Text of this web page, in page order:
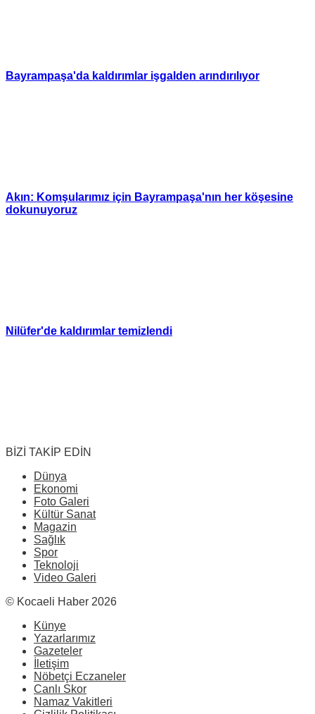
Bayrampaşa'da kaldırımlar işgalden arındırılıyor
Akın: Komşularımız için Bayrampaşa'nın her köşesine
dokunuyoruz
Nilüfer'de kaldırımlar temizlendi
BİZİ TAKİP EDİN
Dünya
Ekonomi
Foto Galeri
Kültür Sanat
Magazin
Sağlık
Spor
Teknoloji
Video Galeri
© Kocaeli Haber 2026
Künye
Yazarlarımız
Gazeteler
İletişim
Nöbetçi Eczaneler
Canlı Skor
Namaz Vakitleri